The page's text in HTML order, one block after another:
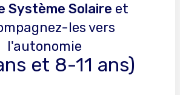
Système Solaire et
les vers
l'autonomie
et 8-11 ans)